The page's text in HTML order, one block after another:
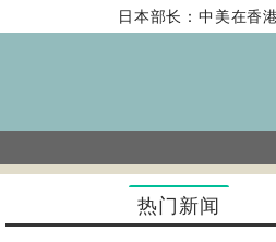
日本部长：中美在香港
热门新闻